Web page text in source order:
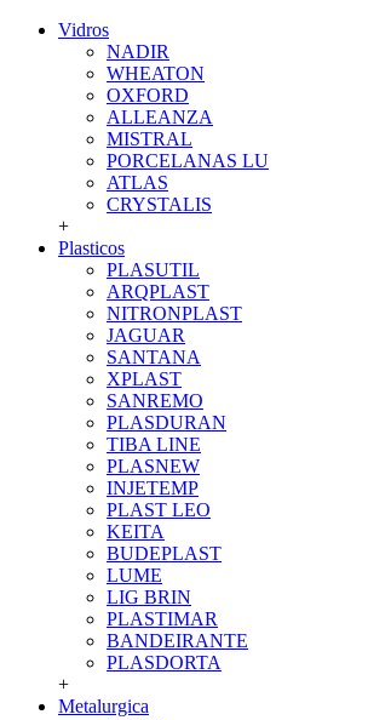
Vidros
NADIR
WHEATON
OXFORD
ALLEANZA
MISTRAL
PORCELANAS LU
ATLAS
CRYSTALIS
+
Plasticos
PLASUTIL
ARQPLAST
NITRONPLAST
JAGUAR
SANTANA
XPLAST
SANREMO
PLASDURAN
TIBA LINE
PLASNEW
INJETEMP
PLAST LEO
KEITA
BUDEPLAST
LUME
LIG BRIN
PLASTIMAR
BANDEIRANTE
PLASDORTA
+
Metalurgica